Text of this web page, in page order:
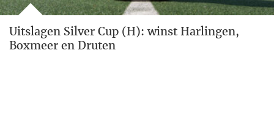
Uitslagen Silver Cup (H): winst Harlingen,
Boxmeer en Druten